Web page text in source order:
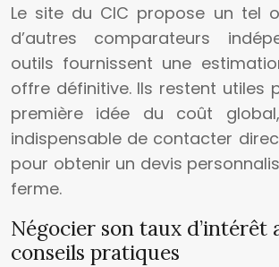
Le site du CIC propose un tel
d’autres comparateurs
outils fournissent une
offre définitive. Ils restent utiles
première idée du coût
indispensable de contacter
pour obtenir un devis
ferme.
Négocier son taux d’intérêt
conseils pratiques